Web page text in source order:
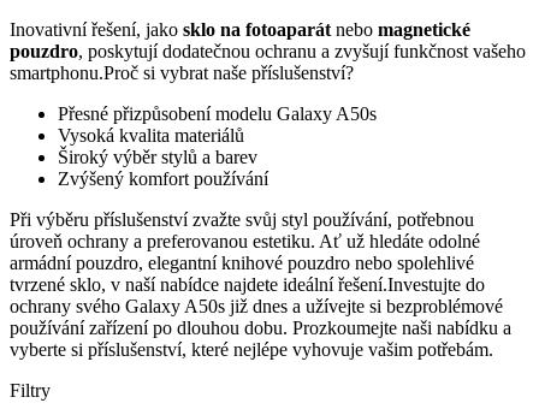
Inovativní řešení, jako sklo na fotoaparát nebo magnetické
pouzdro, poskytují dodatečnou ochranu a zvyšují funkčnost vašeho
smartphonu.Proč si vybrat naše příslušenství?
Přesné přizpůsobení modelu Galaxy A50s
Vysoká kvalita materiálů
Široký výběr stylů a barev
Zvýšený komfort používání
Při výběru příslušenství zvažte svůj styl používání, potřebnou
úroveň ochrany a preferovanou estetiku. Ať už hledáte odolné
armádní pouzdro, elegantní knihové pouzdro nebo spolehlivé
tvrzené sklo, v naší nabídce najdete ideální řešení.Investujte do
ochrany svého Galaxy A50s již dnes a užívejte si bezproblémové
používání zařízení po dlouhou dobu. Prozkoumejte naši nabídku a
vyberte si příslušenství, které nejlépe vyhovuje vašim potřebám.
Filtry